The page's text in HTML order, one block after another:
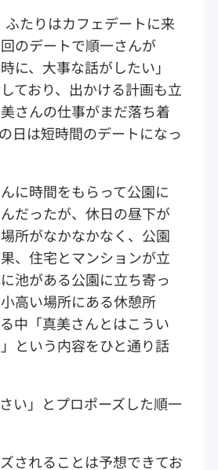
たりはカフェデートに来
のデートで順一さんが
に、大事な話がしたい」
ており、出かける計画も立
さんの仕事がまだ落ち着
日は短時間のデートになっ
に時間をもらって公園に
だったが、休日の昼下が
所がなかなかなく、公園
、住宅とマンションが立
池がある公園に立ち寄っ
高い場所にある休憩所
中「真美さんとはこうい
という内容をひと通り話
い」とプロポーズした順一
されることは予想できてお